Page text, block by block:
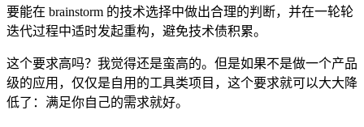
要能在 brainstorm 的技术选择中做出合理的判断，并在一轮轮
迭代过程中适时发起重构，避免技术债积累。
这个要求高吗？我觉得还是蛮高的。但是如果不是做一个产品
级的应用，仅仅是自用的工具类项目，这个要求就可以大大降
低了：满足你自己的需求就好。